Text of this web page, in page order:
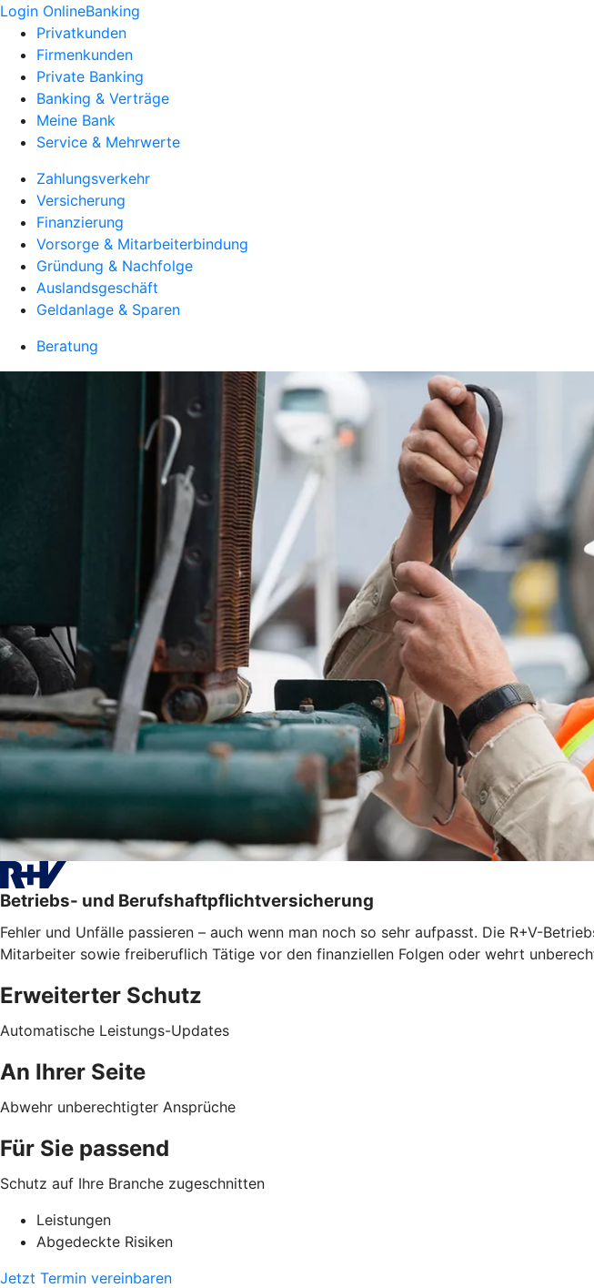
Login OnlineBanking
Privatkunden
Firmenkunden
Private Banking
Banking & Verträge
Meine Bank
Service & Mehrwerte
Zahlungsverkehr
Versicherung
Finanzierung
Vorsorge & Mitarbeiterbindung
Gründung & Nachfolge
Auslandsgeschäft
Geldanlage & Sparen
Beratung
Betriebs- und Berufshaftpflichtversicherung
Fehler und Unfälle passieren – auch wenn man noch so sehr aufpasst. Die R+V-
Mitarbeiter sowie freiberuflich Tätige vor den finanziellen Folgen oder wehrt
Erweiterter Schutz
Automatische Leistungs-Updates
An Ihrer Seite
Abwehr unberechtigter Ansprüche
Für Sie passend
Schutz auf Ihre Branche zugeschnitten
Leistungen
Abgedeckte Risiken
Jetzt Termin vereinbaren